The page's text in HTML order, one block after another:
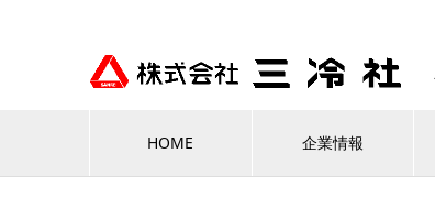
HOME 企業情報